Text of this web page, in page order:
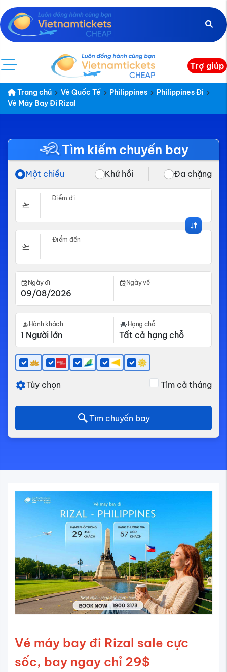
Trợ giúp
Trang chủ Vé Quốc Tế Philippines
Philippines Đi
Vé Máy Bay Đi Rizal
Tìm kiếm chuyến bay
Một chiều Khứ hồi Đa chặng
Điểm đi
Điểm đến
Ngày đi Ngày về
Hành khách Hạng chỗ
Tùy chọn Tìm cả tháng
Tìm chuyến bay
Vé máy bay đi Rizal sale cực
sốc, bay ngay chỉ 29$